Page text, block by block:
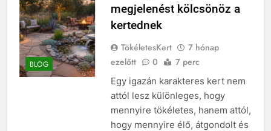
BLOG
megjelenést kölcsönöz a
kertednek
TökéletesKert
7 hónap
ezelőtt
0 7 perc
Egy igazán karakteres kert nem
attól lesz különleges, hogy
mennyire tökéletes, hanem attól,
hogy mennyire élő, átgondolt és